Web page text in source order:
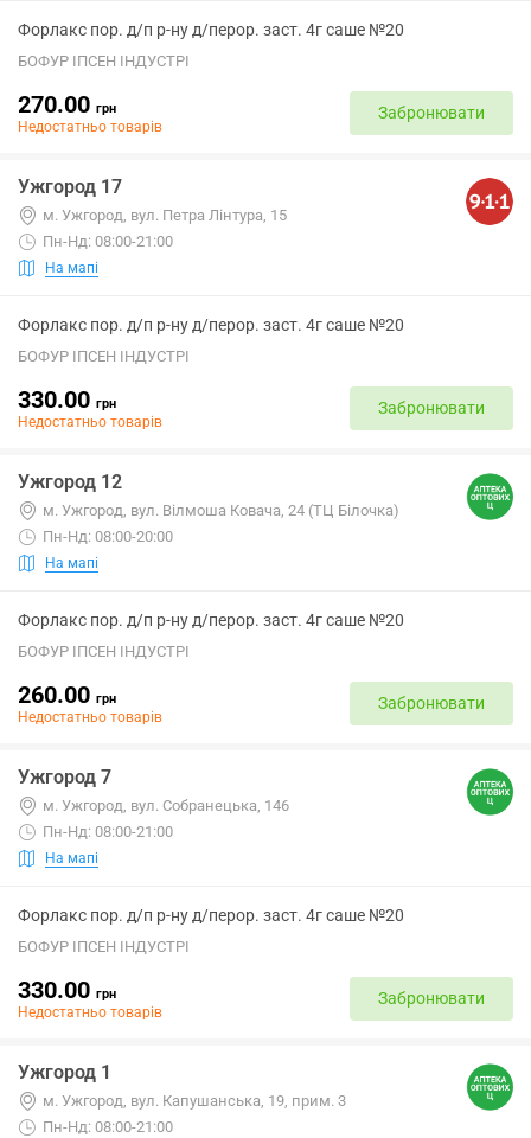
Форлакс пор. д/п р-ну д/перор. заст. 4г саше №20
БОФУР ІПСЕН ІНДУСТРІ
270.00 грн
Недостатньо товарів
Забронювати
Ужгород 17
м. Ужгород, вул. Петра Лінтура, 15
Пн-Нд: 08:00-21:00
На мапі
Форлакс пор. д/п р-ну д/перор. заст. 4г саше №20
БОФУР ІПСЕН ІНДУСТРІ
330.00 грн
Недостатньо товарів
Забронювати
Ужгород 12
м. Ужгород, вул. Вілмоша Ковача, 24 (ТЦ Білочка)
Пн-Нд: 08:00-20:00
На мапі
Форлакс пор. д/п р-ну д/перор. заст. 4г саше №20
БОФУР ІПСЕН ІНДУСТРІ
260.00 грн
Недостатньо товарів
Забронювати
Ужгород 7
м. Ужгород, вул. Собранецька, 146
Пн-Нд: 08:00-21:00
На мапі
Форлакс пор. д/п р-ну д/перор. заст. 4г саше №20
БОФУР ІПСЕН ІНДУСТРІ
330.00 грн
Недостатньо товарів
Забронювати
Ужгород 1
м. Ужгород, вул. Капушанська, 19, прим. 3
Пн-Нд: 08:00-21:00